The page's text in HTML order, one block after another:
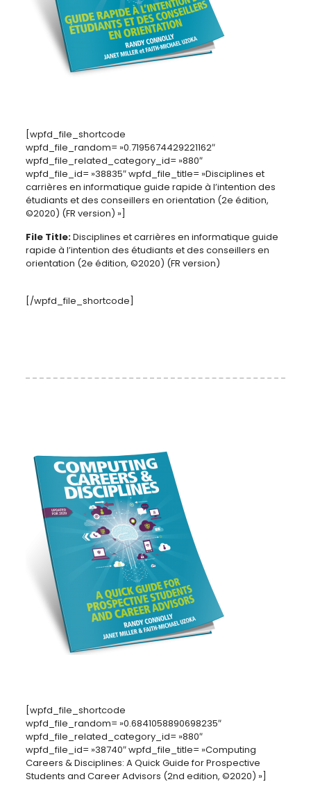
[wpfd_file_shortcode
wpfd_file_random= »0.7195674429221162″
wpfd_file_related_category_id= »880″
wpfd_file_id= »38835″ wpfd_file_title= »Disciplines et
carrières en informatique guide rapide à l’intention des
étudiants et des conseillers en orientation (2e édition,
©2020) (FR version) »]
File Title:Disciplines et carrières en informatique guide
rapide à l’intention des étudiants et des conseillers en
orientation (2e édition, ©2020) (FR version)
[/wpfd_file_shortcode]
[wpfd_file_shortcode
wpfd_file_random= »0.6841058890698235″
wpfd_file_related_category_id= »880″
wpfd_file_id= »38740″ wpfd_file_title= »Computing
Careers & Disciplines: A Quick Guide for Prospective
Students and Career Advisors (2nd edition, ©2020) »]